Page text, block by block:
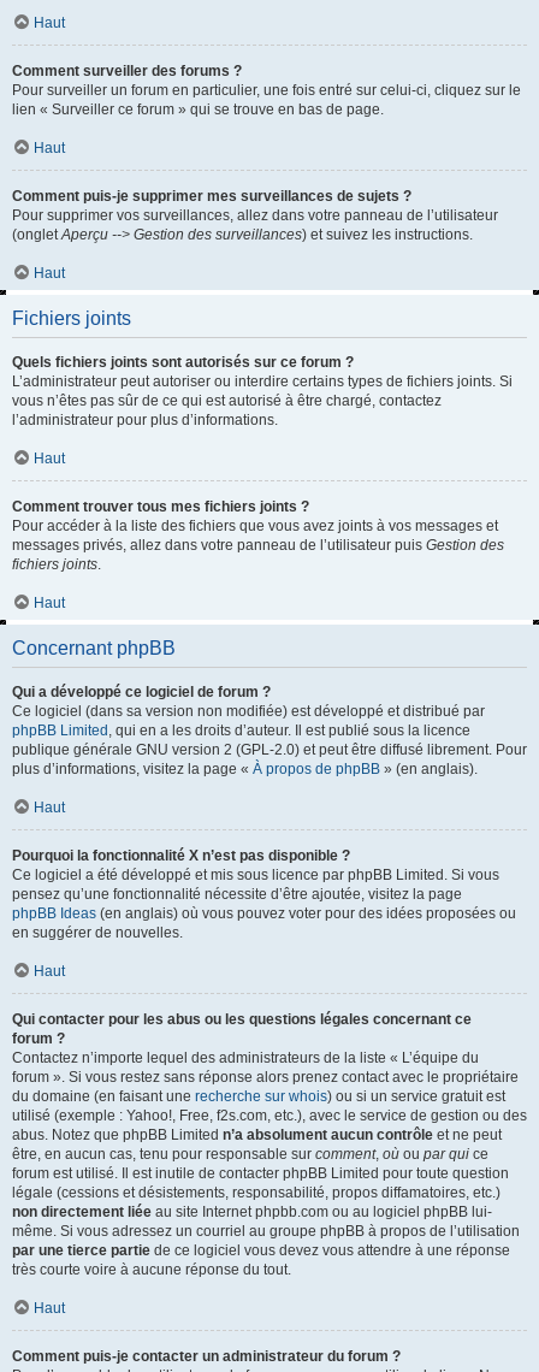
Haut
Comment surveiller des forums ?
Pour surveiller un forum en particulier, une fois entré sur celui-ci, cliquez sur le
lien « Surveiller ce forum » qui se trouve en bas de page.
Haut
Comment puis-je supprimer mes surveillances de sujets ?
Pour supprimer vos surveillances, allez dans votre panneau de l’utilisateur
(ongletAperçu --> Gestion des surveillances) et suivez les instructions.
Haut
Fichiers joints
Quels fichiers joints sont autorisés sur ce forum ?
L’administrateur peut autoriser ou interdire certains types de fichiers joints. Si
vous n’êtes pas sûr de ce qui est autorisé à être chargé, contactez
l’administrateur pour plus d’informations.
Haut
Comment trouver tous mes fichiers joints ?
Pour accéder à la liste des fichiers que vous avez joints à vos messages et
messages privés, allez dans votre panneau de l’utilisateur puis Gestion des
fichiers joints.
Haut
Concernant phpBB
Qui a développé ce logiciel de forum ?
Ce logiciel (dans sa version non modifiée) est développé et distribué par
phpBB Limited , qui en a les droits d’auteur. Il est publié sous la licence
publique générale GNU version 2 (GPL-2.0) et peut être diffusé librement. Pour
plus d’informations, visitez la page « À propos de phpBB » (en anglais).
Haut
Pourquoi la fonctionnalité X n’est pas disponible ?
Ce logiciel a été développé et mis sous licence par phpBB Limited. Si vous
pensez qu’une fonctionnalité nécessite d’être ajoutée, visitez la page
phpBB Ideas (en anglais) où vous pouvez voter pour des idées proposées ou
en suggérer de nouvelles.
Haut
Qui contacter pour les abus ou les questions légales concernant ce
forum ?
Contactez n’importe lequel des administrateurs de la liste « L’équipe du
forum ». Si vous restez sans réponse alors prenez contact avec le propriétaire
du domaine (en faisant une recherche sur whois) ou si un service gratuit est
utilisé (exemple : Yahoo!, Free, f2s.com, etc.), avec le service de gestion ou des
abus. Notez que phpBB Limited n’a absolument aucun contrôle et ne peut
être, en aucun cas, tenu pour responsable sur comment, où ou par qui ce
forum est utilisé. Il est inutile de contacter phpBB Limited pour toute question
légale (cessions et désistements, responsabilité, propos diffamatoires, etc.)
non directement liée au site Internet phpbb.com ou au logiciel phpBB lui-
même. Si vous adressez un courriel au groupe phpBB à propos de l’utilisation
par une tierce partie de ce logiciel vous devez vous attendre à une réponse
très courte voire à aucune réponse du tout.
Haut
Comment puis-je contacter un administrateur du forum ?